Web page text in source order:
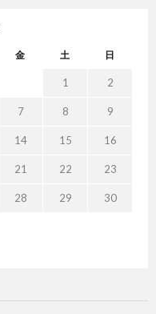
金 土 日
1 2
7 8 9
14 15 16
21 22 23
28 29 30